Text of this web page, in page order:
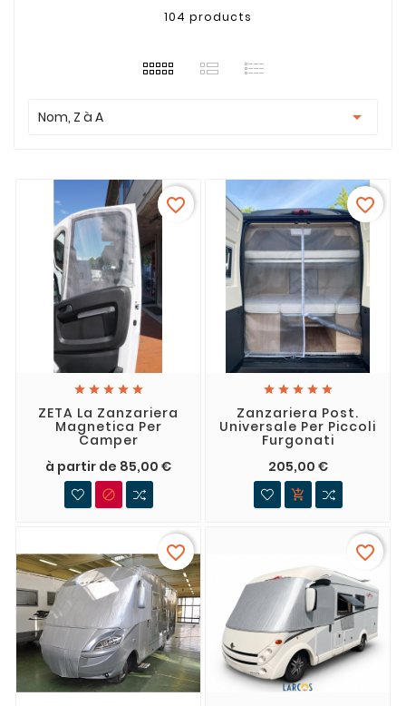
104 products
Nom, Z à A 
    
ZETA La Zanzariera
Magnetica Per
Camper
à partir de 85,00 €

favorite_border
    
Zanzariera Post.
Universale Per Piccoli
Furgonati
205,00 €

favorite_border
favorite_border favorite_border